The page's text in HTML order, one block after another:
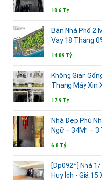
18.6 Tỷ
Bán Nhà Phố 2
Vay 18 Tháng
14.89 Tỷ
Không Gian
Thang Máy Xin
17.9 Tỷ
Nhà Đẹp Phú
Ngữ – 34M² – 3
6.8 Tỷ
[Dp092*] Nhà
Huy Ích - Giá